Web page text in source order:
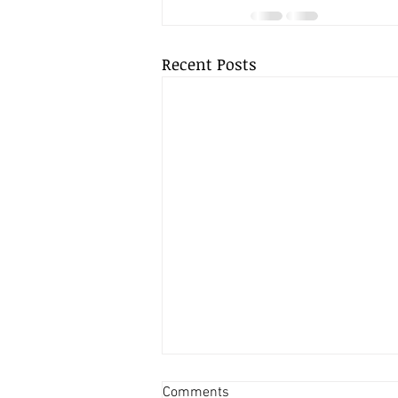
Recent Posts
Can Managers Become Victims
Comments